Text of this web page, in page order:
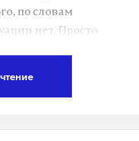
по словам
нет. Просто